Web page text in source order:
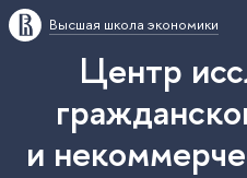
Высшая школа экономики
Центр
и